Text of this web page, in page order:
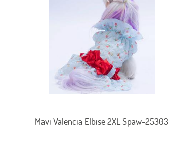
Mavi Valencia Elbise 2XL Spaw-25303